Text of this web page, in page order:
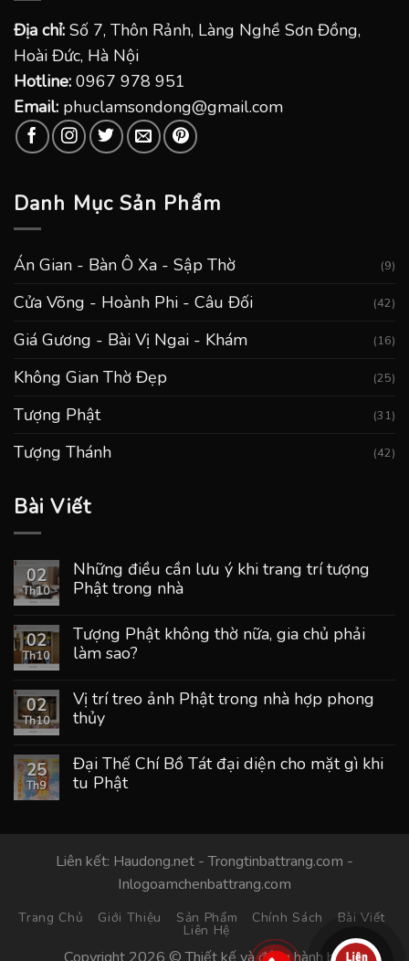
Địa chỉ: Số 7, Thôn Rảnh, Làng Nghề Sơn Đồng,
Hoài Đức, Hà Nội
Hotline: 0967 978 951
Email: phuclamsondong@gmail.com
Danh Mục Sản Phẩm
Án Gian - Bàn Ô Xa - Sập Thờ (9)
Cửa Võng - Hoành Phi - Câu Đối (42)
Giá Gương - Bài Vị Ngai - Khám (16)
Không Gian Thờ Đẹp (25)
Tượng Phật (31)
Tượng Thánh (42)
Bài Viết
02
Th10
Những điều cần lưu ý khi trang trí tượng
Phật trong nhà
02
Th10
Tượng Phật không thờ nữa, gia chủ phải
làm sao?
02
Th10
Vị trí treo ảnh Phật trong nhà hợp phong
thủy
25
Th9
Đại Thế Chí Bồ Tát đại diện cho mặt gì khi
tu Phật
Liên kết: Haudong.net -Trongtinbattrang.com -
Inlogoamchenbattrang.com
Trang Chủ Giới Thiệu Sản Phẩm Chính Sách Bài Viết
Liên Hệ